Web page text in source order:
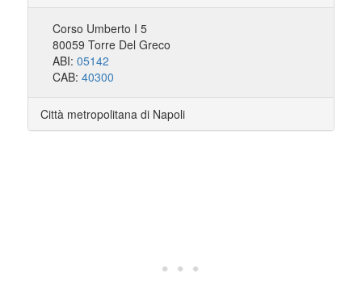
Corso Umberto I 5
80059 Torre Del Greco
ABI: 05142
CAB: 40300
Città metropolitana di Napoli